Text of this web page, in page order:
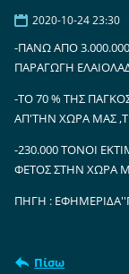
2020-10-24 23:30
-ΠΑΝΩ ΑΠΟ
ΠΑΡΑΓΩΓΗ
-ΤΟ 70 % ΤΗΣ
ΑΠ'ΤΗΝ ΧΩΡΑ ΜΑΣ
-230.000 ΤΟΝΟΙ
ΦΕΤΟΣ ΣΤΗΝ ΧΩΡΑ
ΠΗΓΗ :
Πίσω